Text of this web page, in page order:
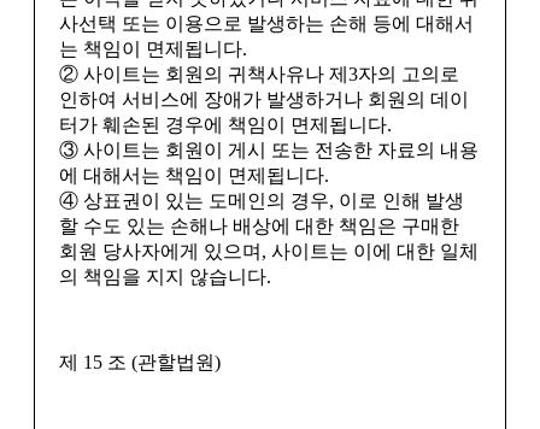
사선택 또는 이용으로 발생하는 손해 등에 대해서
는 책임이 면제됩니다.
② 사이트는 회원의 귀책사유나 제3자의 고의로
인하여 서비스에 장애가 발생하거나 회원의 데이
터가 훼손된 경우에 책임이 면제됩니다.
③ 사이트는 회원이 게시 또는 전송한 자료의 내용
에 대해서는 책임이 면제됩니다.
④ 상표권이 있는 도메인의 경우, 이로 인해 발생
할 수도 있는 손해나 배상에 대한 책임은 구매한
회원 당사자에게 있으며, 사이트는 이에 대한 일체
의 책임을 지지 않습니다.
제 15 조 (관할법원)